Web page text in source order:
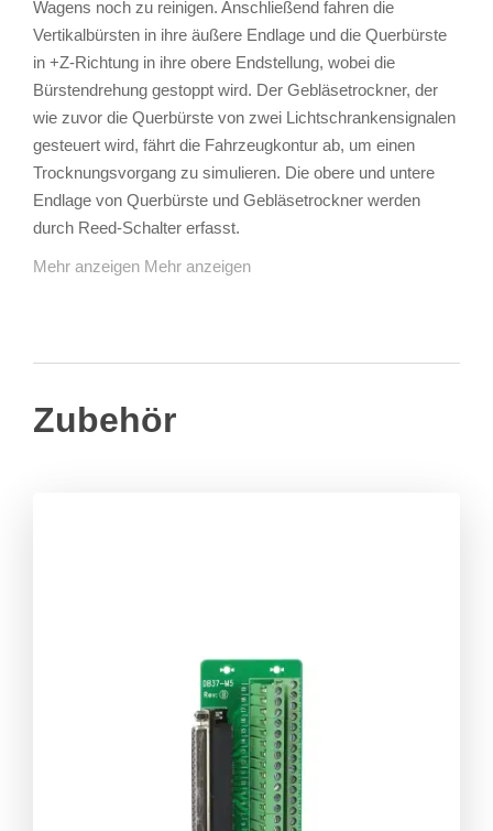
Wagens noch zu reinigen. Anschließend fahren die
Vertikalbürsten in ihre äußere Endlage und die Querbürste
in +Z-Richtung in ihre obere Endstellung, wobei die
Bürstendrehung gestoppt wird. Der Gebläsetrockner, der
wie zuvor die Querbürste von zwei Lichtschrankensignalen
gesteuert wird, fährt die Fahrzeugkontur ab, um einen
Trocknungsvorgang zu simulieren. Die obere und untere
Endlage von Querbürste und Gebläsetrockner werden
durch Reed-Schalter erfasst.
Mehr anzeigen Mehr anzeigen
Zubehör